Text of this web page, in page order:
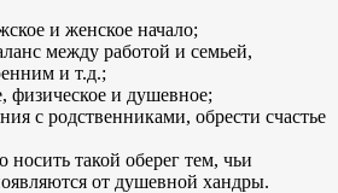
и женское начало;
между работой и семьей,
и т.д.;
физическое и душевное;
с родственниками, обрести счастье
носить такой оберег тем, чьи
от душевной хандры.